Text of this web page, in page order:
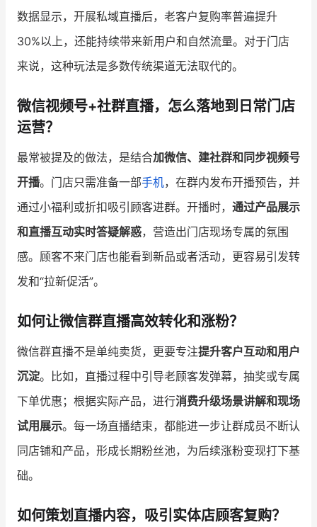
合作共进
有赞云 数据通服务
数据显示，开展私域直播后，老客户复购率普遍提升
30%以上，还能持续带来新用户和自然流量。对于门店
来说，这种玩法是多数传统渠道无法取代的。
微信视频号+社群直播，怎么落地到日常门店
运营？
最常被提及的做法，是结合加微信、建社群和同步视频号
开播。门店只需准备一部手机，在群内发布开播预告，并
通过小福利或折扣吸引顾客进群。开播时， 通过产品展示
和直播互动实时答疑解惑，营造出门店现场专属的氛围
感。顾客不来门店也能看到新品或者活动，更容易引发转
发和“拉新促活”。
如何让微信群直播高效转化和涨粉？
微信群直播不是单纯卖货，更要专注提升客户互动和用户
沉淀。比如，直播过程中引导老顾客发弹幕，抽奖或专属
下单优惠；根据实际产品，进行消费升级场景讲解和现场
试用展示。每一场直播结束，都能进一步让群成员不断认
同店铺和产品，形成长期粉丝池，为后续涨粉变现打下基
础。
如何策划直播内容，吸引实体店顾客复购？